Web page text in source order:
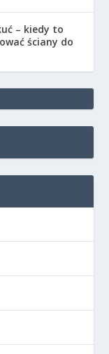
– kiedy to
ściany do